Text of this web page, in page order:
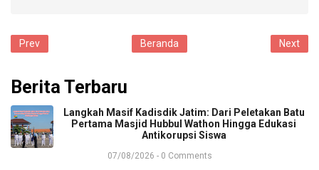
Prev Next
Beranda
Berita Terbaru
​Langkah Masif Kadisdik Jatim: Dari Peletakan Batu
Pertama Masjid Hubbul Wathon Hingga Edukasi
Antikorupsi Siswa
07/08/2026 - 0 Comments